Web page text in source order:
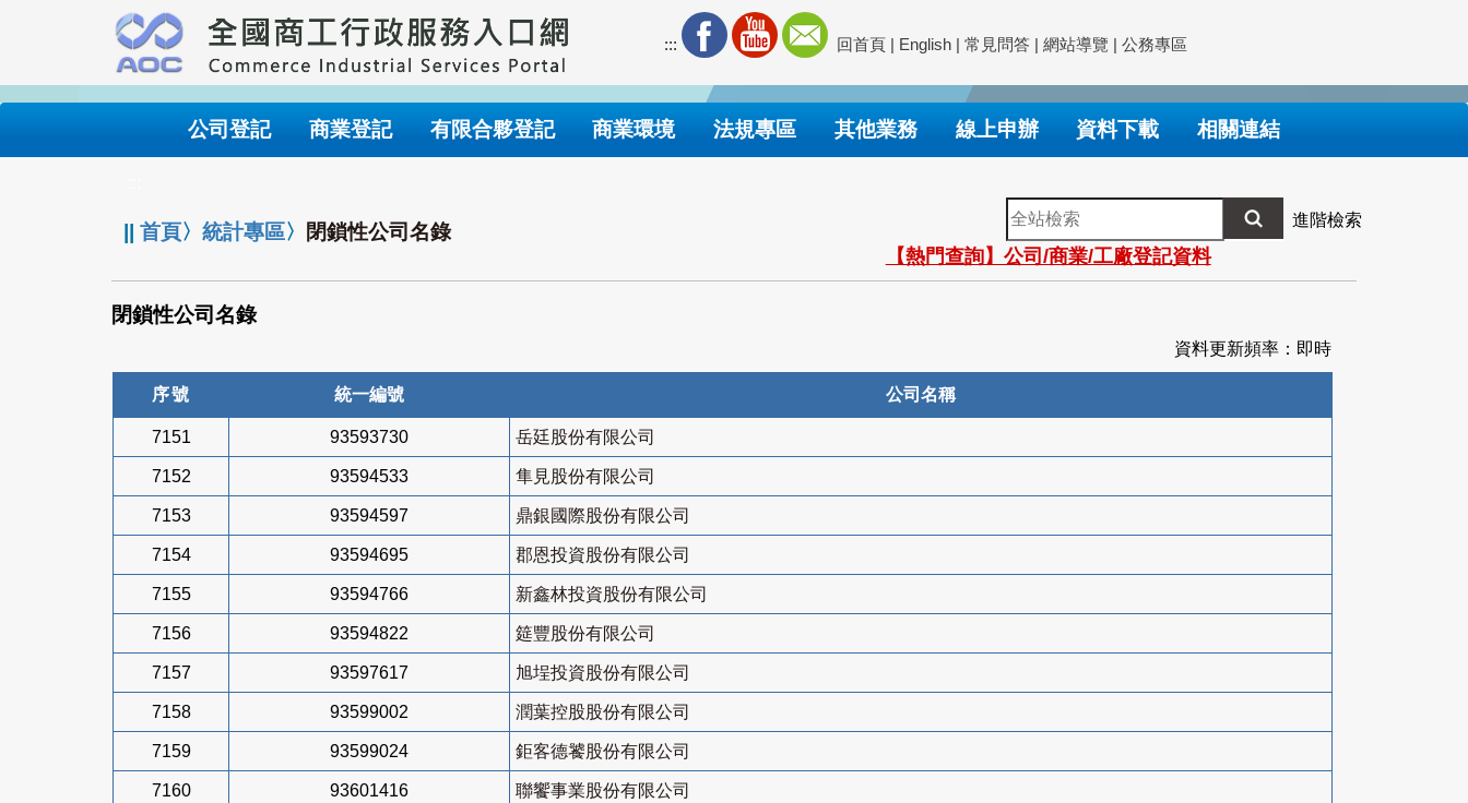
要
內
::: 回首頁 | English | 常見問答 | 網站導覽 | 公務專區
公司登記 商業登記 有限合夥登記 商業環境 法規專區 其他業務 線上申辦 資料下載 相關連結
||首頁〉統計專區〉 閉鎖性公司名錄
全
站
檢
索
進階檢索
【熱門查詢】公司/商業/工廠登記資料
閉鎖性公司名錄
資料更新頻率：即時
序號 統一編號 公司名稱
7151 93593730 岳廷股份有限公司
7152 93594533 隼見股份有限公司
7153 93594597 鼎銀國際股份有限公司
7154 93594695 郡恩投資股份有限公司
7155 93594766 新鑫林投資股份有限公司
7156 93594822 筵豐股份有限公司
7157 93597617 旭埕投資股份有限公司
7158 93599002 潤葉控股股份有限公司
7159 93599024 鉅客德饕股份有限公司
7160 93601416 聯饗事業股份有限公司